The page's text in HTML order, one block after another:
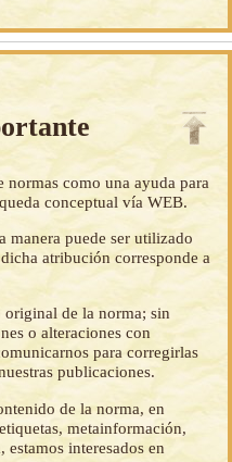
como una ayuda para
conceptual vía WEB.
manera puede ser utilizado
atribución corresponde a
de la norma; sin
o alteraciones con
para corregirlas
publicaciones.
de la norma, en
metainformación,
estamos interesados en